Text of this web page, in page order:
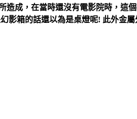
造成，在當時還沒有電影院時，
影箱的話還以為是桌燈呢! 此外金